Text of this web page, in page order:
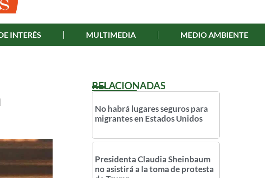
INTERÉS MULTIMEDIA MEDIO AMBIENTE
RELACIONADAS
No habrá lugares seguros para
migrantes en Estados Unidos
Presidenta Claudia Sheinbaum
no asistirá a la toma de protesta